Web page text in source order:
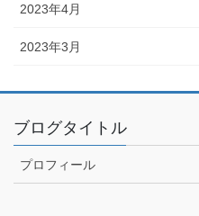
2023年4月
2023年3月
ブログタイトル
プロフィール